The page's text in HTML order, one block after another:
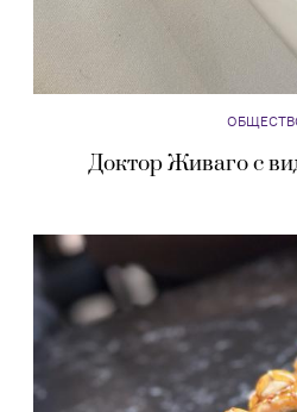
Доктор Живаго с